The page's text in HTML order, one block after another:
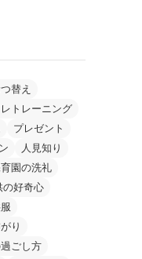
替え
レトレーニング
プレゼント
人見知り
園の洗礼
の好奇心
り
ごし方